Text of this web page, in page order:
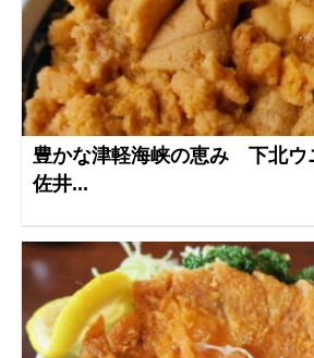
豊かな津軽海峡の恵み 下北ウ
佐井...